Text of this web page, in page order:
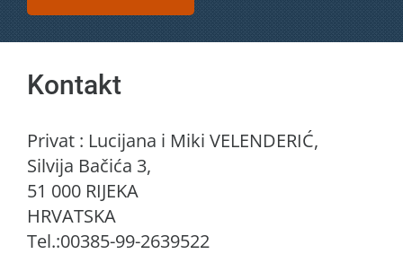
Kontakt
Privat : Lucijana i Miki VELENDERIĆ,
Silvija Bačića 3,
51 000 RIJEKA
HRVATSKA
Tel.:00385-99-2639522